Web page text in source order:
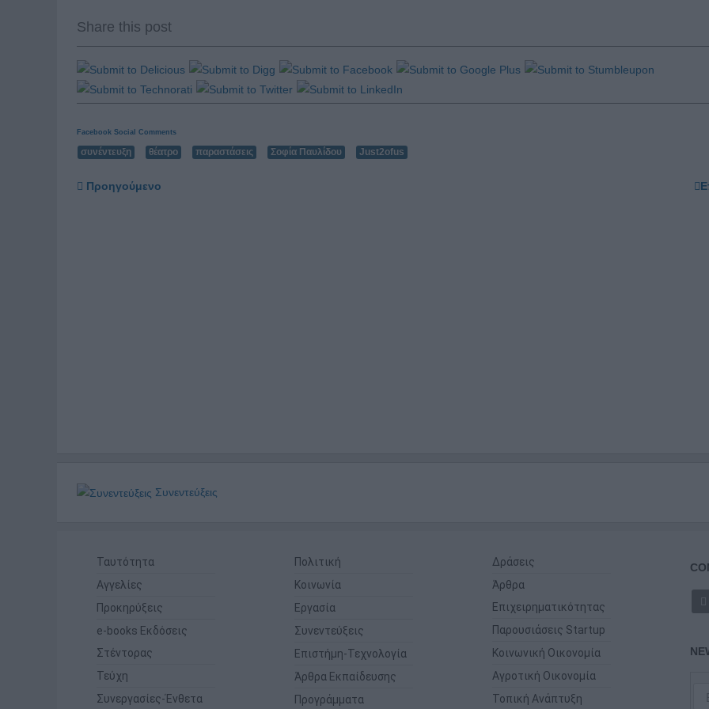
Share this post
Facebook Social Comments
συνέντευξη θέατρο παραστάσεις Σοφία Παυλίδου Just2ofus
Προηγούμενο
Συνεντεύξεις
Ταυτότητα
Αγγελίες
Προκηρύξεις
e-books Εκδόσεις
Στέντορας
Τεύχη
Συνεργασίες-Ένθετα
Πολιτική
Κοινωνία
Εργασία
Συνεντεύξεις
Επιστήμη-Τεχνολογία
Άρθρα Εκπαίδευσης
Προγράμματα
Δράσεις
Άρθρα
Επιχειρηματικότητας
Παρουσιάσεις Startup
Κοινωνική Οικονομία
Αγροτική Οικονομία
Τοπική Ανάπτυξη